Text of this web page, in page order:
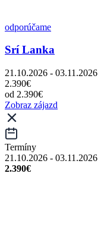
odporúčame
Srí Lanka
21.10.2026 - 03.11.2026
2.390€
od 2.390€
Zobraz zájazd
Termíny
21.10.2026 - 03.11.2026
2.390€